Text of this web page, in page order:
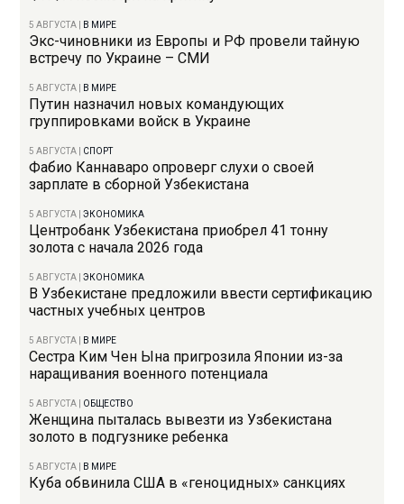
5 АВГУСТА В МИРЕ
Экс-чиновники из Европы и РФ провели тайную
встречу по Украине – СМИ
5 АВГУСТА В МИРЕ
Путин назначил новых командующих
группировками войск в Украине
5 АВГУСТА СПОРТ
Фабио Каннаваро опроверг слухи о своей
зарплате в сборной Узбекистана
5 АВГУСТА |ЭКОНОМИКА
Центробанк Узбекистана приобрел 41 тонну
золота с начала 2026 года
5 АВГУСТА |ЭКОНОМИКА
В Узбекистане предложили ввести сертификацию
частных учебных центров
5 АВГУСТА В МИРЕ
Сестра Ким Чен Ына пригрозила Японии из-за
наращивания военного потенциала
5 АВГУСТА ОБЩЕСТВО
Женщина пыталась вывезти из Узбекистана
золото в подгузнике ребенка
5 АВГУСТА В МИРЕ
Куба обвинила США в «геноцидных» санкциях